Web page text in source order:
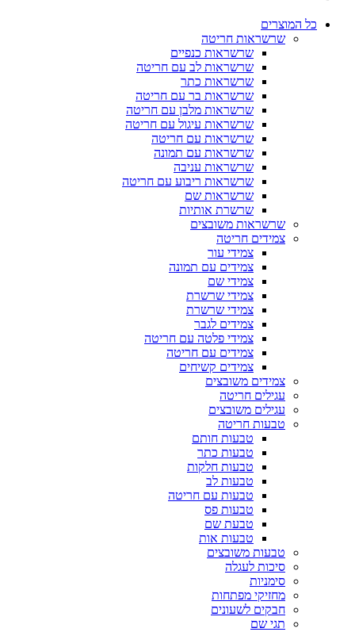
כל המוצרים
שרשראות חריטה
שרשראות כנפיים
שרשראות לב עם חריטה
שרשראות כתר
שרשראות בר עם חריטה
שרשראות מלבן עם חריטה
שרשראות עיגול עם חריטה
שרשראות עם חריטה
שרשראות עם תמונה
שרשראות עניבה
שרשראות ריבוע עם חריטה
שרשראות שם
שרשרת אותיות
שרשראות משובצים
צמידים חריטה
צמידי עור
צמידים עם תמונה
צמידי שם
צמידי שרשרת
צמידי שרשרת
צמידים לגבר
צמידי פלטה עם חריטה
צמידים עם חריטה
צמידים קשיחים
צמידים משובצים
עגילים חריטה
עגילים משובצים
טבעות חריטה
טבעות חותם
טבעות כתר
טבעות חלקות
טבעות לב
טבעות עם חריטה
טבעות פס
טבעת שם
טבעות אות
טבעות משובצים
סיכות לעגלה
סימניות
מחזיקי מפתחות
חבקים לשעונים
תגי שם